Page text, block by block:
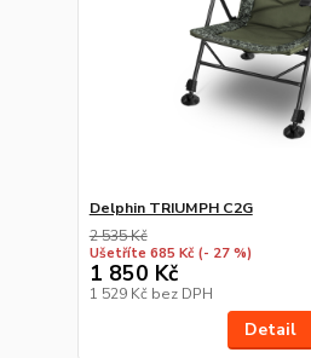
Delphin TRIUMPH C2G
2 535 Kč
Ušetříte 685 Kč (- 27 %)
1 850 Kč
1 529 Kč bez DPH
Detail